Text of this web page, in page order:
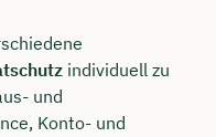
individuell zu
und
Konto- und